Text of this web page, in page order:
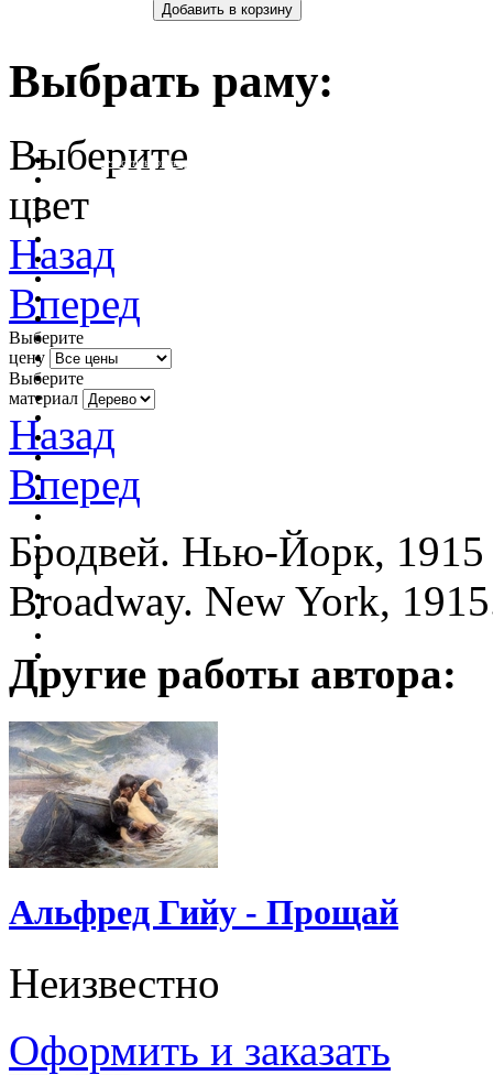
Выбрать раму:
очистить фильтр цвета
Выберите
цвет
Назад
Вперед
Выберите
цену
Выберите
материал
Назад
Вперед
Бродвей. Нью-Йорк, 1915
Broadway. New York,
Другие работы автора:
Альфред Гийу - Прощай
Неизвестно
Оформить и заказать